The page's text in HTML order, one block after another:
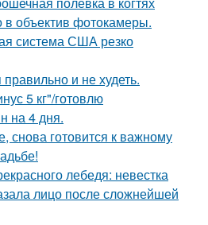
объектив фотокамеры.
система США резко
и не худеть.
5 кг"/готовлю
на 4 дня.
снова готовится к важному
лебедя: невестка
лицо после сложнейшей